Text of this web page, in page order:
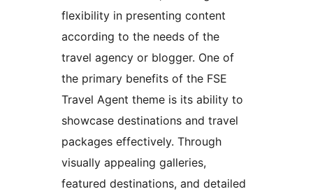
flexibility in presenting content
according to the needs of the
travel agency or blogger. One of
the primary benefits of the FSE
Travel Agent theme is its ability to
showcase destinations and travel
packages effectively. Through
visually appealing galleries,
featured destinations, and detailed